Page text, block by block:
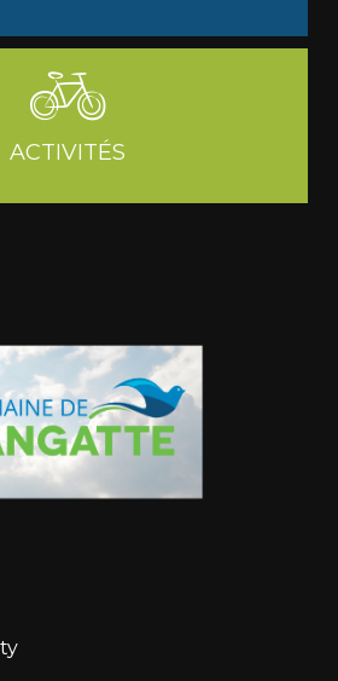
ACTIVITÉS